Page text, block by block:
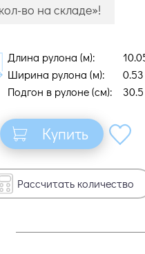
во на складе»!
Длина рулона (м):
Ширина рулона (м):
0.53
Подгон в рулоне (cм):
30.5
Купить
Рассчитать количество